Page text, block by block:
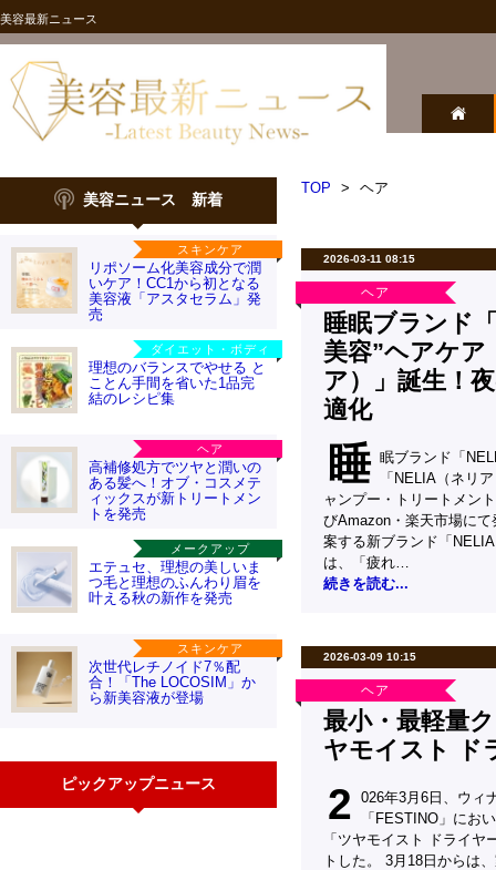
美容最新ニュース
美容ニュース 新着
スキンケア
リポソーム化美容成分で潤
いケア！CC1から初となる
美容液「アスタセラム」発
売
ダイエット・ボディ
理想のバランスでやせる と
ことん手間を省いた1品完
結のレシピ集
ヘア
高補修処方でツヤと潤いの
ある髪へ！オブ・コスメテ
ィックスが新トリートメン
トを発売
メークアップ
エテュセ、理想の美しいま
つ毛と理想のふんわり眉を
叶える秋の新作を発売
スキンケア
次世代レチノイド7％配
合！「The LOCOSIM」か
ら新美容液が登場
ピックアップニュース
TOP > ヘア
2026-03-11 08:15
ヘア
睡眠ブランド
美容”ヘアケア
ア）」誕生！
適化
睡 眠ブランド「
「NELIA（ネリ
ャンプー・トリートメン
びAmazon・楽天市場に
案する新ブランド「
は、「疲れ…
続きを読む...
2026-03-09 10:15
ヘア
最小・最軽量
ヤモイスト ド
2 026年3月6日、ウィ
「FESTINO」にお
「ツヤモイスト ドライ
トした。 3月18日からは